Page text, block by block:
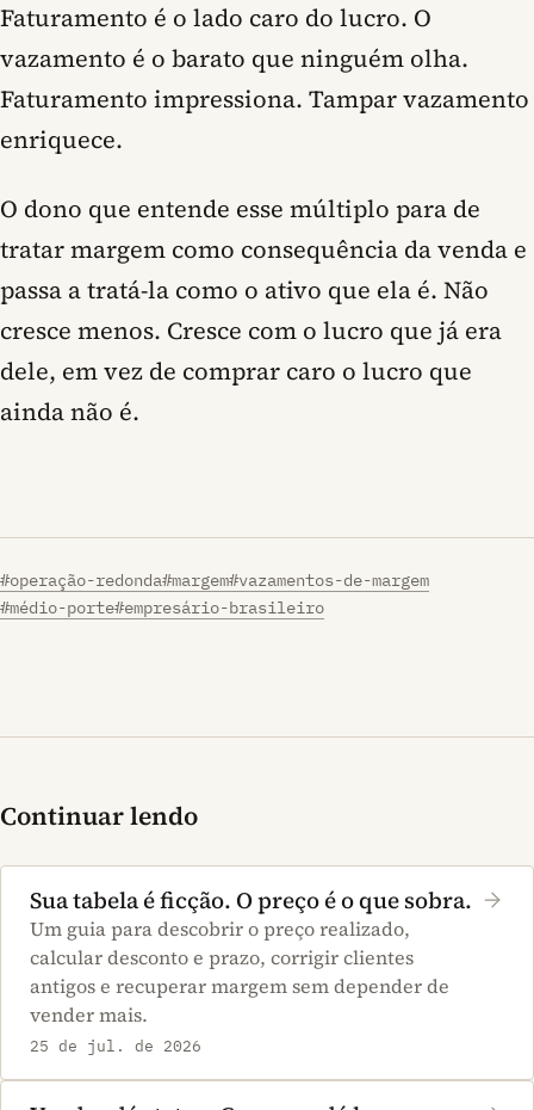
Faturamento é o lado caro do lucro. O
vazamento é o barato que ninguém olha.
Faturamento impressiona. Tampar vazamento
enriquece.
O dono que entende esse múltiplo para de
tratar margem como consequência da venda e
passa a tratá-la como o ativo que ela é. Não
cresce menos. Cresce com o lucro que já era
dele, em vez de comprar caro o lucro que
ainda não é.
#operação-redonda#margem#vazamentos-de-margem
#médio-porte#empresário-brasileiro
Continuar lendo
Sua tabela é ficção. O preço é o que sobra.
Um guia para descobrir o preço realizado,
calcular desconto e prazo, corrigir clientes
antigos e recuperar margem sem depender de
vender mais.
25 de jul. de 2026